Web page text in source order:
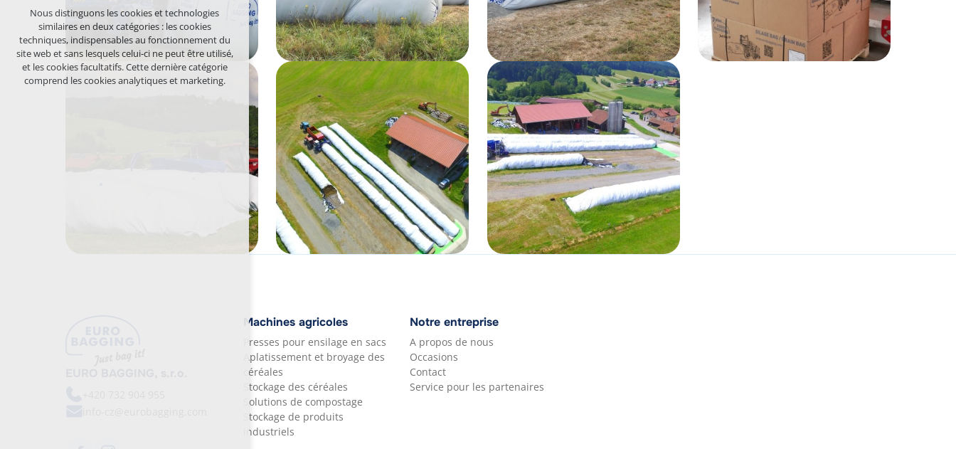
Machines agricoles
Presses pour ensilage en sacs
Aplatissement et broyage des
céréales
Stockage des céréales
Solutions de compostage
Stockage de produits
industriels
Notre entreprise
A propos de nous
Occasions
Contact
Service pour les partenaires
REFUSER LES COOKIES FACULTATIFS
Nous distinguons les cookies et technologies
similaires en deux catégories : les cookies
techniques, indispensables au fonctionnement du
site web et sans lesquels celui-ci ne peut être utilisé,
et les cookies facultatifs. Cette dernière catégorie
comprend les cookies analytiques et marketing.